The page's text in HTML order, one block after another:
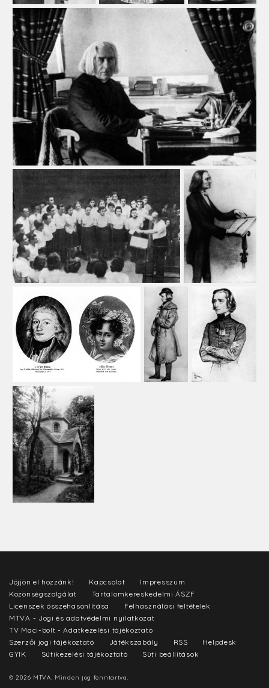
Jöjjön el hozzánk! Kapcsolat
Impresszum
Közönségszolgálat
Tartalomkereskedelmi ÁSZF
Licenszek összehasonlítása
Felhasználási feltételek
MTVA - Jogi és adatvédelmi nyilatkozat
TV Maci-bolt - Adatkezelési tájékoztató
Szerzői jogi tájékoztató
Játékszabály RSS
Helpdesk
GYIK
Sütikezelési tájékoztató Süti beállítások
© 2026 MTVA. Minden jog fenntartva.